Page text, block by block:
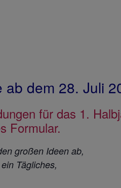
ab dem 28. Juli
für das 1.
Formular.
großen Ideen ab,
Tägliches,